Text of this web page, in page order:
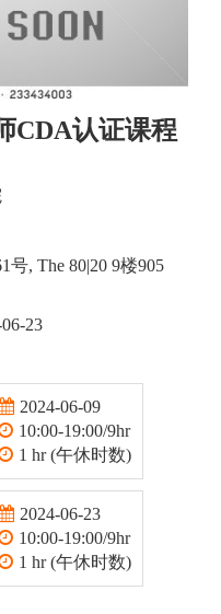
CDA认证课程
号, The 80|20 9楼905
23
2024-06-09
10:00-19:00/9hr
1 hr (午休时数)
2024-06-23
10:00-19:00/9hr
1 hr (午休时数)